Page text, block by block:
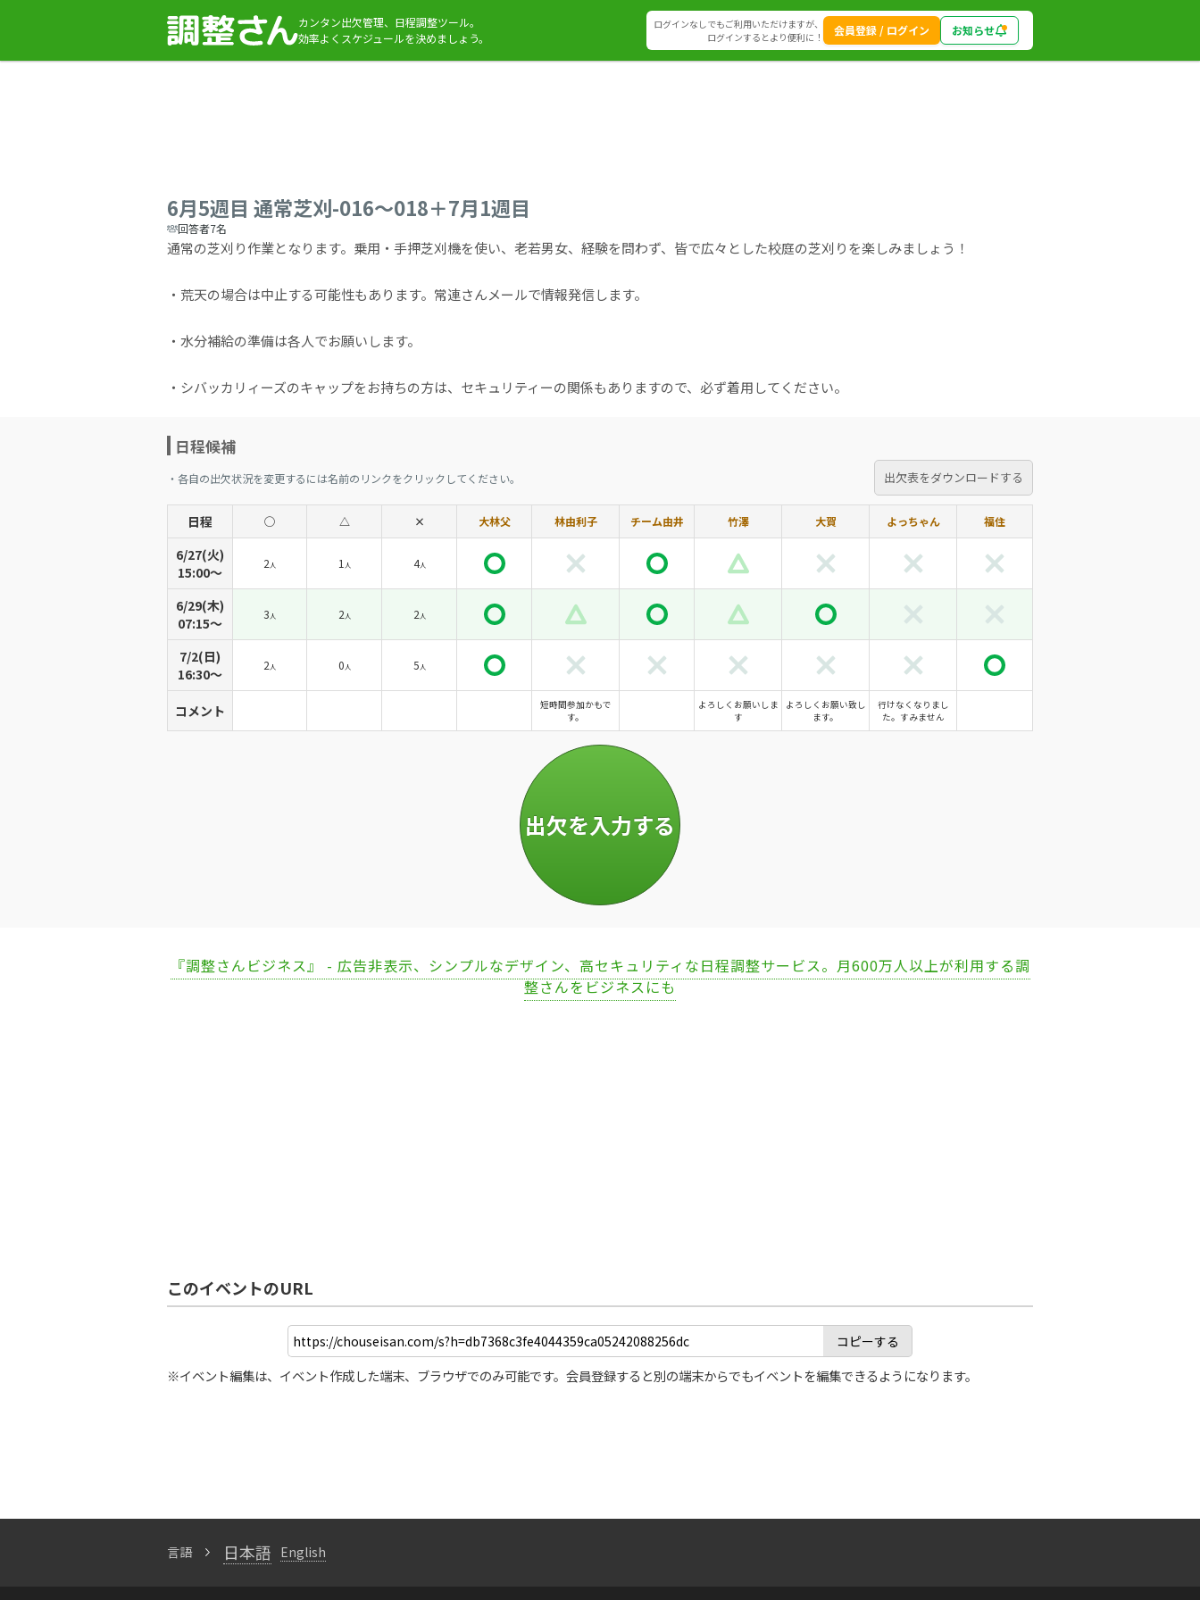
カンタン出欠管理、日程調整ツール。
効率よくスケジュールを決めましょう。
ログインなしでもご利用いただけますが、
ログインするとより便利に！
会員登録 / ログイン お知らせ
6月5週目 通常芝刈-016〜018＋7月1週目
回答者7名
通常の芝刈り作業となります。乗用・手押芝刈機を使い、老若男女、経験を問わず、皆で広々とした校庭の芝刈りを楽しみましょう！
・荒天の場合は中止する可能性もあります。常連さんメールで情報発信します。
・水分補給の準備は各人でお願いします。
・シバッカリィーズのキャップをお持ちの方は、セキュリティーの関係もありますので、必ず着用してください。
日程候補
・各自の出欠状況を変更するには名前のリンクをクリックしてください。 出欠表をダウンロードする
日程 ◯ △ × 大林父 林由利子 チーム由井 竹澤 大賀 よっちゃん 福住
6/27(火)
15:00〜
2人 1 人 4人
6/29(木)
07:15〜
3人 2人 2人
7/2(日)
16:30〜
2人 0人 5人
コメント
短時間参加かもで
す。
よろしくお願いしま
す
よろしくお願い致し
ます。
行けなくなりまし
た。すみません
『調整さんビジネス』 - 広告非表示、シンプルなデザイン、高セキュリティな日程調整サービス。月600万人以上が利用する調
整さんをビジネスにも
このイベントのURL
コピーする
※イベント編集は、イベント作成した端末、ブラウザでのみ可能です。会員登録すると別の端末からでもイベントを編集できるようになります。
言語 日本語 English